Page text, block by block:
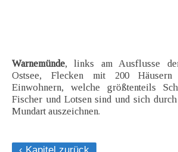
Warnemünde, links am Ausflusse
Ostsee, Flecken mit 200
Einwohnern, welche größtenteils
Fischer und Lotsen sind und sich
Mundart auszeichnen.